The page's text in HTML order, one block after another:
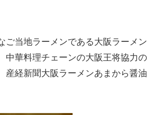
ご当地ラーメンである大阪ラーメン
中華料理チェーンの大阪王将協力の
産経新聞大阪ラーメンあまから醤油